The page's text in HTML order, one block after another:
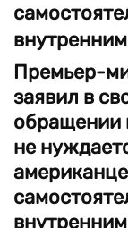
Премьер-
заявил в
обращении
не